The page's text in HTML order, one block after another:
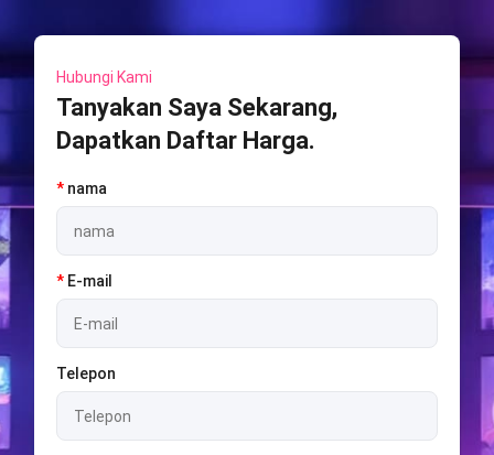
Hubungi Kami
Tanyakan Saya Sekarang,
Dapatkan Daftar Harga.
* nama
* E-mail
Telepon